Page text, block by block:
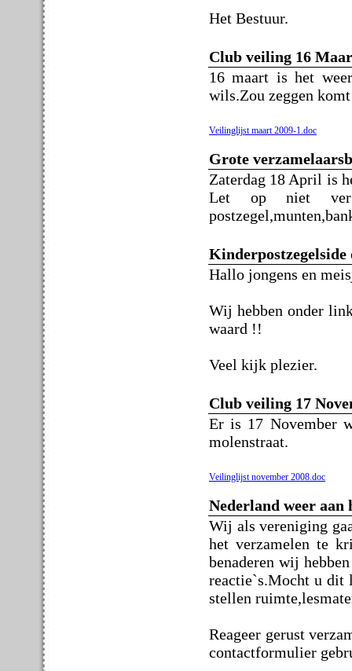
Het Bestuur.
Club veiling 16
16 maart is het
wils.Zou zeggen
Veilinglijst maart 2009-1.doc
Grote
Zaterdag 18 April is
Let op niet
Hallo jongens en
Wij hebben onder
waard !!
Veel kijk plezier.
Club veiling 17
Er is 17 November
molenstraat.
Veilinglijst november 2008.doc
Nederland weer aan
Wij als vereniging
het verzamelen te
benaderen wij
reactie`s.Mocht u dit
stellen
Reageer gerust
contactformulier